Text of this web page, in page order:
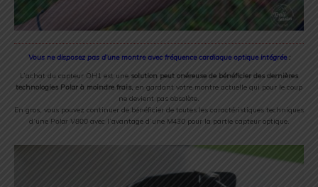
Vous ne disposez pas d’une montre avec fréquence cardiaque optique intégrée:
L’achat du capteur OH1 est une solution peut onéreuse de bénéficier des dernières
technologies Polar à moindre frais, en gardant votre montre actuelle qui pour le coup
ne devient pas obsolète.
En gros, vous pouvez continuer de bénéficier de toutes les caractéristiques techniques
d’une Polar V800 avec l’avantage d’une M430pour la partie capteur optique.